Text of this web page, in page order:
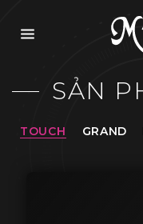
SẢN
TOUCH GRAND